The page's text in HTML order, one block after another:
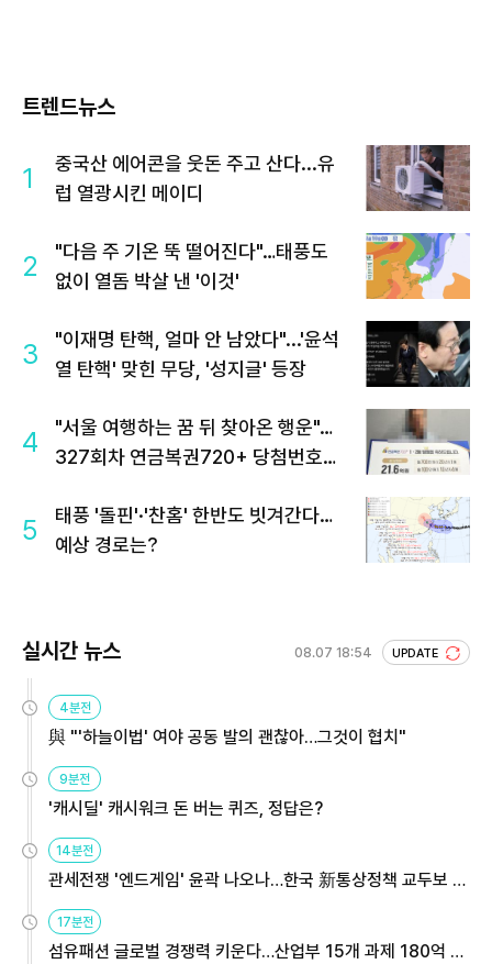
트렌드뉴스
1
중국산 에어콘을 웃돈 주고 산다...유
럽 열광시킨 메이디
2
"다음 주 기온 뚝 떨어진다"…태풍도
없이 열돔 박살 낸 '이것'
3
"이재명 탄핵, 얼마 안 남았다"...'윤석
열 탄핵' 맞힌 무당, '성지글' 등장
4
"서울 여행하는 꿈 뒤 찾아온 행운"…
327회차 연금복권720+ 당첨번호조
5
태풍 '돌핀'·'찬홈' 한반도 빗겨간다…
예상 경로는?
실시간 뉴스 08.07 18:54 UPDATE
4분전
與 "'하늘이법' 여야 공동 발의 괜찮아…그것이 협치"
9분전
'캐시딜' 캐시워크 돈 버는 퀴즈, 정답은?
14분전
관세전쟁 '엔드게임' 윤곽 나오나…한국 新통상정책 교두보 활
용해야
17분전
섬유패션 글로벌 경쟁력 키운다…산업부 15개 과제 180억 지